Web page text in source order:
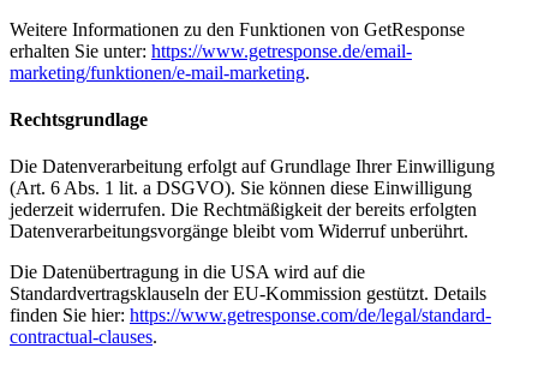
Weitere Informationen zu den Funktionen von GetResponse
erhalten Sie unter: https://www.getresponse.de/email-
marketing/funktionen/e-mail-marketing.
Rechtsgrundlage
Die Datenverarbeitung erfolgt auf Grundlage Ihrer Einwilligung
(Art. 6 Abs. 1 lit. a DSGVO). Sie können diese Einwilligung
jederzeit widerrufen. Die Rechtmäßigkeit der bereits erfolgten
Datenverarbeitungsvorgänge bleibt vom Widerruf unberührt.
Die Datenübertragung in die USA wird auf die
Standardvertragsklauseln der EU-Kommission gestützt. Details
finden Sie hier: https://www.getresponse.com/de/legal/standard-
contractual-clauses.